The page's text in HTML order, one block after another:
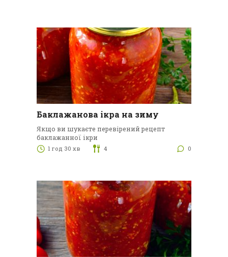
Баклажанова ікра на зиму
Якщо ви шукаєте перевірений рецепт
баклажанної ікри
1 год 30 хв 4 0